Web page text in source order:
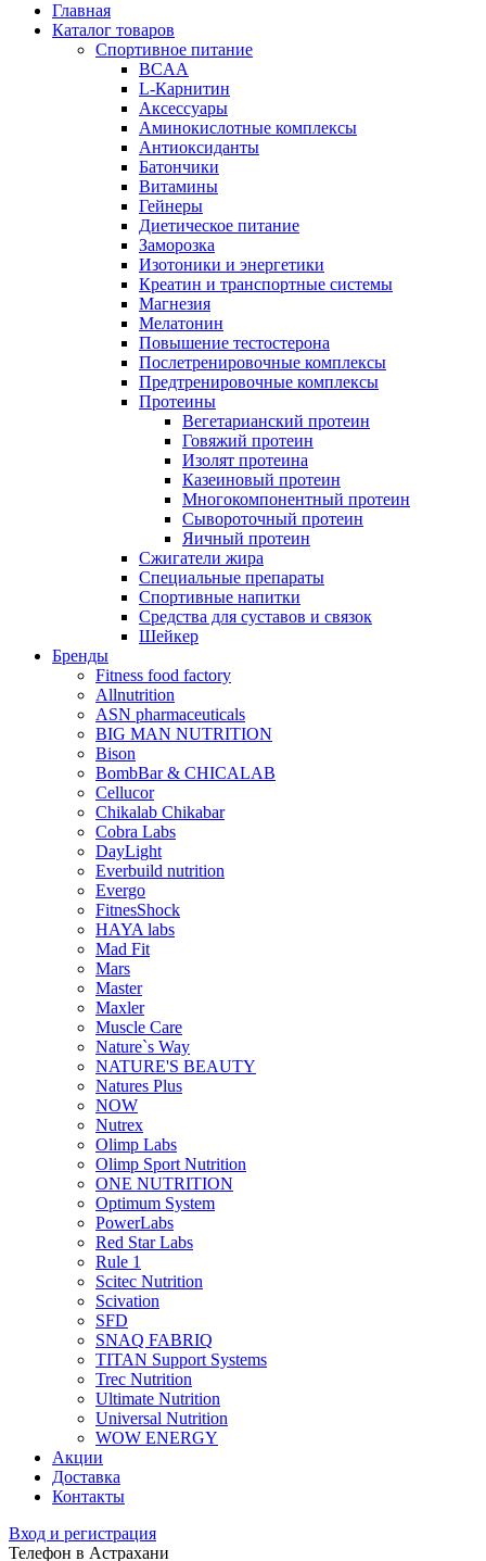
Главная
Каталог товаров
Спортивное питание
BCAA
L-Карнитин
Аксессуары
Аминокислотные комплексы
Антиоксиданты
Батончики
Витамины
Гейнеры
Диетическое питание
Заморозка
Изотоники и энергетики
Креатин и транспортные системы
Магнезия
Мелатонин
Повышение тестостерона
Послетренировочные комплексы
Предтренировочные комплексы
Протеины
Вегетарианский протеин
Говяжий протеин
Изолят протеина
Казеиновый протеин
Многокомпонентный протеин
Сывороточный протеин
Яичный протеин
Сжигатели жира
Специальные препараты
Спортивные напитки
Средства для суставов и связок
Шейкер
Бренды
Fitness food factory
Allnutrition
ASN pharmaceuticals
BIG MAN NUTRITION
Bison
BombBar & CHICALAB
Cellucor
Chikalab Chikabar
Cobra Labs
DayLight
Everbuild nutrition
Evergo
FitnesShock
HAYA labs
Mad Fit
Mars
Master
Maxler
Muscle Care
Nature`s Way
NATURE'S BEAUTY
Natures Plus
NOW
Nutrex
Olimp Labs
Olimp Sport Nutrition
ONE NUTRITION
Optimum System
PowerLabs
Red Star Labs
Rule 1
Scitec Nutrition
Scivation
SFD
SNAQ FABRIQ
TITAN Support Systems
Trec Nutrition
Ultimate Nutrition
Universal Nutrition
WOW ENERGY
Акции
Доставка
Контакты
Вход и регистрация
Телефон в Астрахани